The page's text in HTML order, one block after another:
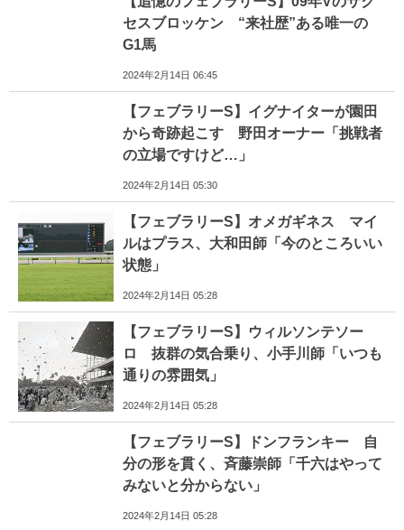
セスブロッケン “来社歴”ある唯一の
G1馬
2024年2月14日 06:45
【フェブラリーS】イグナイターが園田
から奇跡起こす 野田オーナー「挑戦者
の立場ですけど…」
2024年2月14日 05:30
【フェブラリーS】オメガギネス マイ
ルはプラス、大和田師「今のところいい
状態」
2024年2月14日 05:28
【フェブラリーS】ウィルソンテソー
ロ 抜群の気合乗り、小手川師「いつも
通りの雰囲気」
2024年2月14日 05:28
【フェブラリーS】ドンフランキー 自
分の形を貫く、斉藤崇師「千六はやって
みないと分からない」
2024年2月14日 05:28